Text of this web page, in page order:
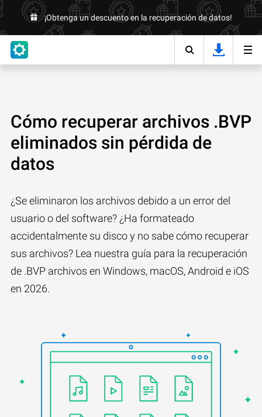
¡Obtenga un descuento en la recuperación de datos!
Cómo recuperar archivos .BVP
eliminados sin pérdida de
datos
¿Se eliminaron los archivos debido a un error del
usuario o del software? ¿Ha formateado
accidentalmente su disco y no sabe cómo recuperar
sus archivos? Lea nuestra guía para la recuperación
de .BVP archivos en Windows, macOS, Android e iOS
en 2026.